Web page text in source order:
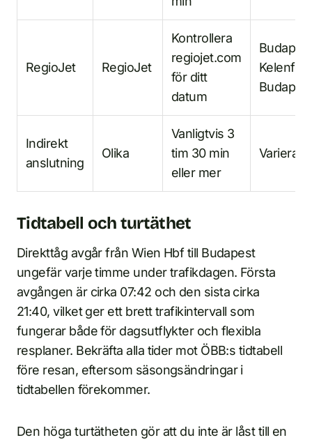
RegioJet RegioJet
Kontrollera
regiojet.com
för ditt
datum
Indirekt
anslutning
Olika
Vanligtvis 3
tim 30 min
eller mer
Varierar
Tidtabell och turtäthet
Direkttåg avgår från Wien Hbf till Budapest
ungefär varje timme under trafikdagen. Första
avgången är cirka 07:42 och den sista cirka
21:40, vilket ger ett brett trafikintervall som
fungerar både för dagsutflykter och flexibla
resplaner. Bekräfta alla tider mot ÖBB:s tidtabell
före resan, eftersom säsongsändringar i
tidtabellen förekommer.
Den höga turtätheten gör att du inte är låst till en